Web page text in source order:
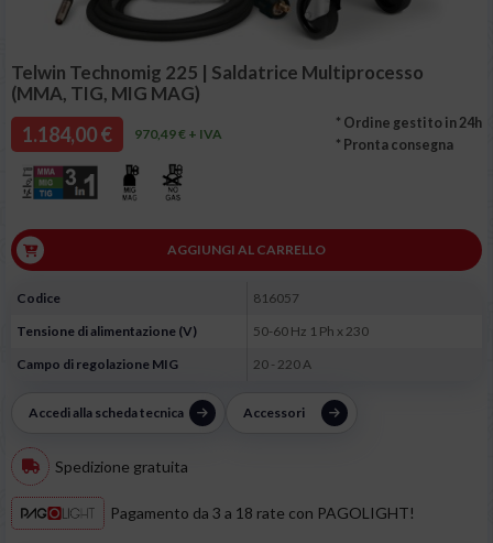
Telwin Technomig 225 | Saldatrice Multiprocesso
(MMA, TIG, MIG MAG)
1.184,00 € 970,49 € + IVA
* Ordine gestito in 24h
* Pronta consegna
AGGIUNGI AL CARRELLO
Codice
816057
Tensione di alimentazione (V)
50-60 Hz 1 Ph x 230
Campo di regolazione MIG
20 - 220 A
Accedi alla scheda tecnica Accessori
Spedizione gratuita
Pagamento da 3 a 18 rate con PAGOLIGHT!